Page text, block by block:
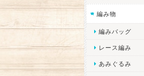
編み物
編みバッグ
レース編み
あみぐるみ